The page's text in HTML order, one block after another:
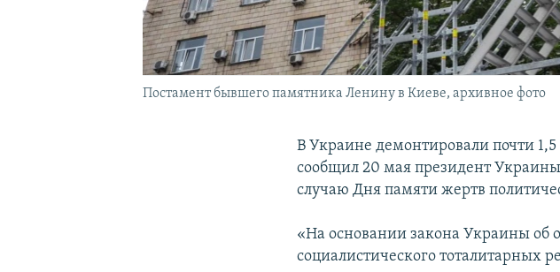
Постамент бывшего памятника Ленину в Киеве, архивное фото
В Украине демонтировали почти
сообщил 20 мая президент
случаю Дня памяти жертв
«На основании закона Украины об
социалистического тоталитарных